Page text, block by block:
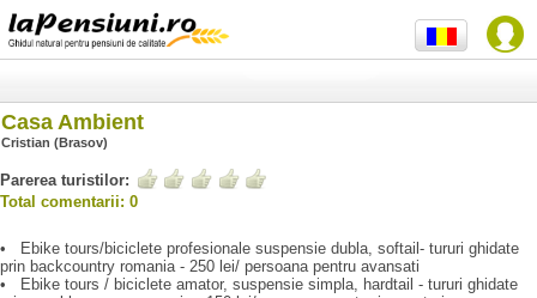
Casa Ambient
Cristian (Brasov)
Parerea turistilor:
Total comentarii: 0
• Ebike tours/biciclete profesionale suspensie dubla, softail- tururi ghidate
prin backcountry romania - 250 lei/ persoana pentru avansati
• Ebike tours / biciclete amator, suspensie simpla, hardtail - tururi ghidate